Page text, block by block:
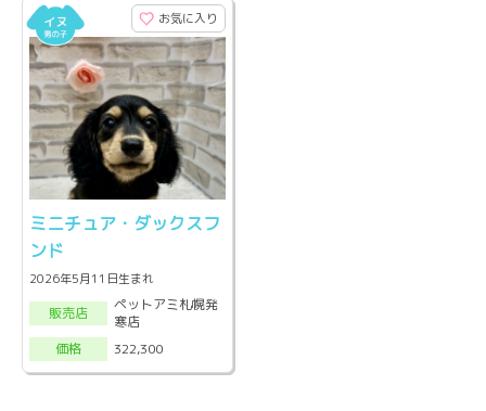
お気に入り
ミニチュア・ダックスフ
ンド
2026年5月11日生まれ
販売店
ペットアミ札幌発
寒店
価格
322,300